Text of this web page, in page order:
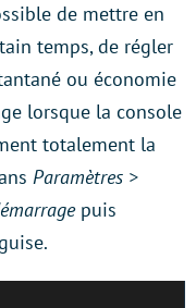
de mettre en
temps, de régler
ou économie
lorsque la console
totalement la
Paramètres >
puis